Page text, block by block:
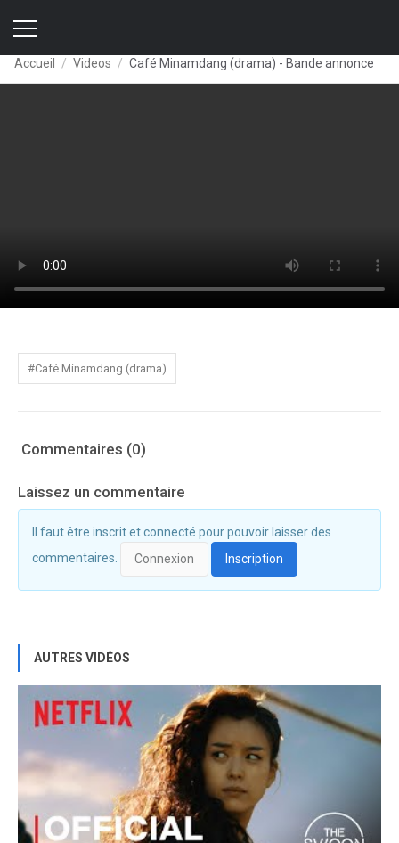
Accueil Videos Café Minamdang (drama) - Bande annonce
#Café Minamdang (drama)
Commentaires (0)
Laissez un commentaire
Il faut être inscrit et connecté pour pouvoir laisser des
commentaires.
Connexion Inscription
AUTRES VIDÉOS